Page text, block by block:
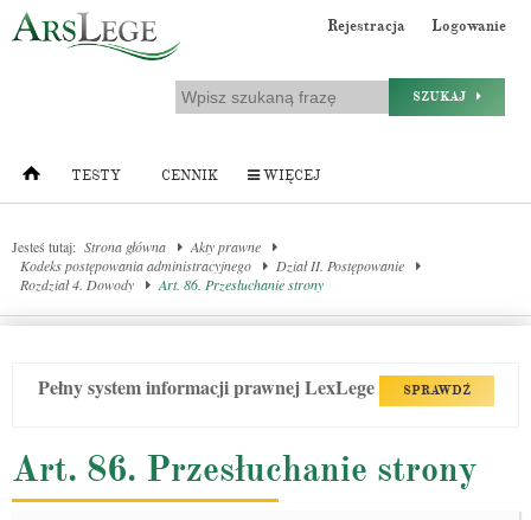
Rejestracja Logowanie
SZUKAJ
TESTY CENNIK WIĘCEJ
Jesteś tutaj: Strona główna
Akty prawne
Kodeks postępowania administracyjnego
Dział II. Postępowanie
Rozdział 4. Dowody
Art. 86. Przesłuchanie strony
Pełny system informacji prawnej LexLege SPRAWDŹ
Art. 86. Przesłuchanie strony